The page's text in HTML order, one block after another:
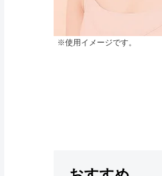
※使用イメージです。